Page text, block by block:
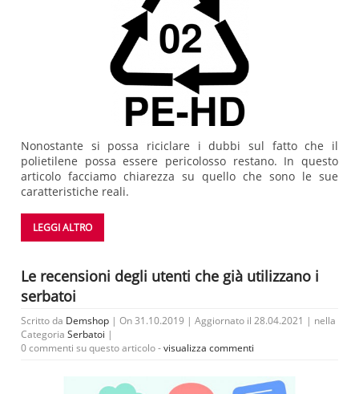
Nonostante si possa riciclare i dubbi sul fatto che il
polietilene possa essere pericolosso restano. In questo
articolo facciamo chiarezza su quello che sono le sue
caratteristiche reali.
LEGGI ALTRO
Le recensioni degli utenti che già utilizzano i
serbatoi
Scritto da Demshop | On 31.10.2019 | Aggiornato il 28.04.2021 | nella
Categoria Serbatoi |
0 commenti su questo articolo -visualizza commenti